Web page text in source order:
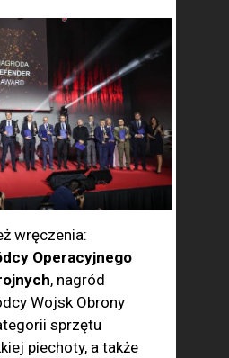
wręczenia:
Operacyjnego
, nagród
Wojsk Obrony
sprzętu
piechoty, a także